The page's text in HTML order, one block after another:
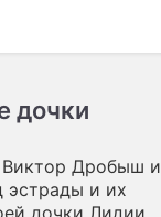
дочки
Дробыш и
эстрады и их
дочки Лидии,